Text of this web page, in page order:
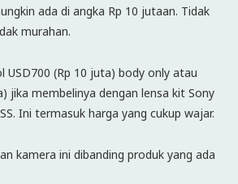
ada di angka Rp 10 jutaan. Tidak
murahan.
USD700 (Rp 10 juta) body only atau
jika membelinya dengan lensa kit Sony
Ini termasuk harga yang cukup wajar.
kamera ini dibanding produk yang ada